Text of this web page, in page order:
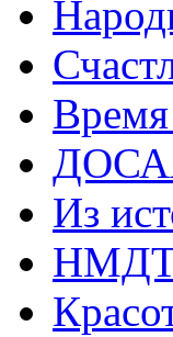
Из
НМДТ